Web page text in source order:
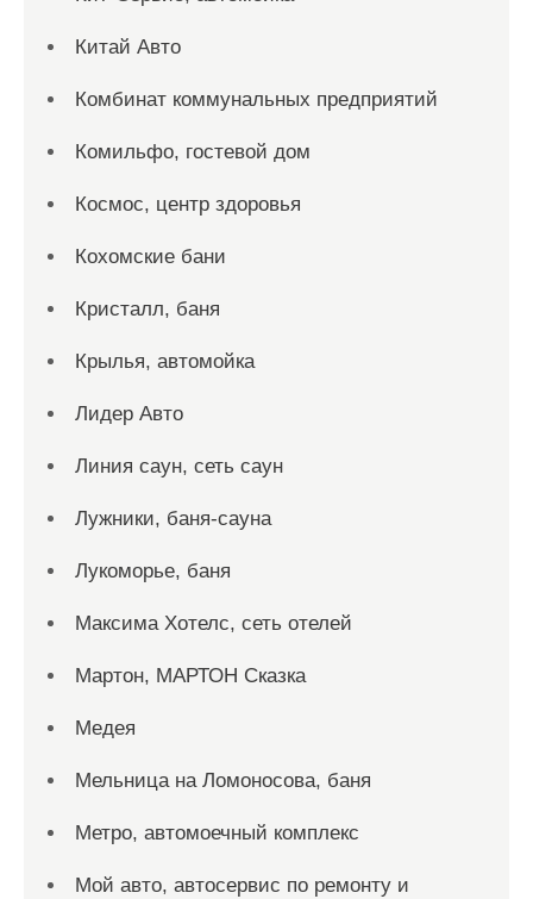
Китай Авто
Комбинат коммунальных предприятий
Комильфо, гостевой дом
Космос, центр здоровья
Кохомские бани
Кристалл, баня
Крылья, автомойка
Лидер Авто
Линия саун, сеть саун
Лужники, баня-сауна
Лукоморье, баня
Максима Хотелс, сеть отелей
Мартон, МАРТОН Сказка
Медея
Мельница на Ломоносова, баня
Метро, автомоечный комплекс
Мой авто, автосервис по ремонту и